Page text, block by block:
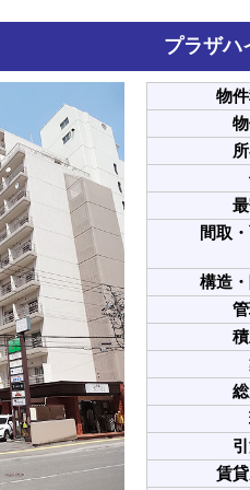
プラザハ
物
間取
構造
賃